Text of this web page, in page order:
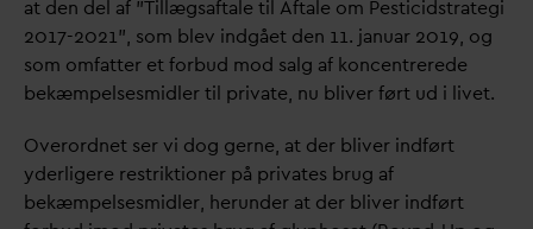
at den del af ”Tillægsaftale til Aftale om Pesticidstrategi
2017-2021”, som blev indgået den 11. januar 2019, og
som omfatter et forbud mod salg af koncentrerede
bekæmpelsesmidler til private, nu bliver ført ud i livet.
Overordnet ser vi dog gerne, at der bliver indført
yderligere restriktioner på privates brug af
bekæmpelsesmidler, herunder at der bliver indført